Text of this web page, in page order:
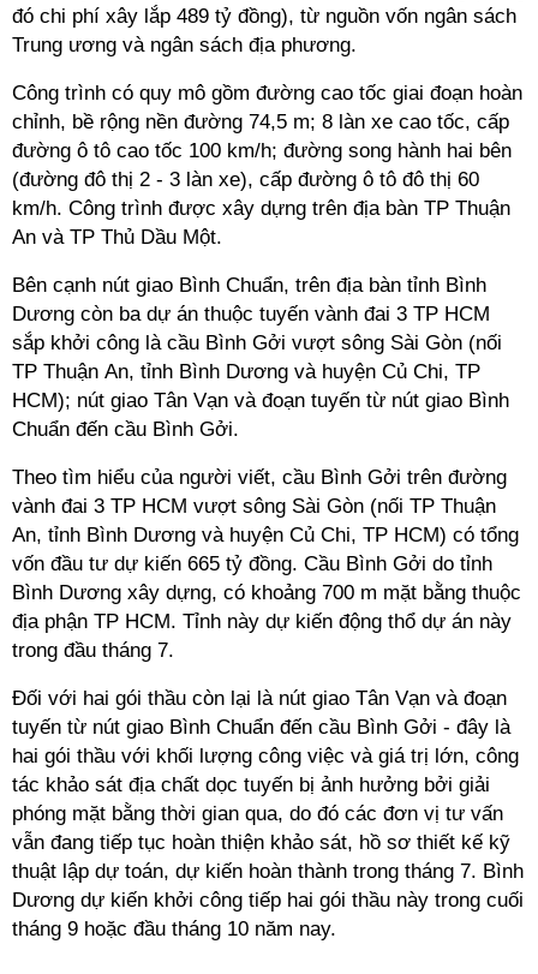
đó chi phí xây lắp 489 tỷ đồng), từ nguồn vốn ngân sách
Trung ương và ngân sách địa phương.
Công trình có quy mô gồm đường cao tốc giai đoạn hoàn
chỉnh, bề rộng nền đường 74,5 m; 8 làn xe cao tốc, cấp
đường ô tô cao tốc 100 km/h; đường song hành hai bên
(đường đô thị 2 - 3 làn xe), cấp đường ô tô đô thị 60
km/h. Công trình được xây dựng trên địa bàn TP Thuận
An và TP Thủ Dầu Một.
Bên cạnh nút giao Bình Chuẩn, trên địa bàn tỉnh Bình
Dương còn ba dự án thuộc tuyến vành đai 3 TP HCM
sắp khởi công là cầu Bình Gởi vượt sông Sài Gòn (nối
TP Thuận An, tỉnh Bình Dương và huyện Củ Chi, TP
HCM); nút giao Tân Vạn và đoạn tuyến từ nút giao Bình
Chuẩn đến cầu Bình Gởi.
Theo tìm hiểu của người viết, cầu Bình Gởi trên đường
vành đai 3 TP HCM vượt sông Sài Gòn (nối TP Thuận
An, tỉnh Bình Dương và huyện Củ Chi, TP HCM) có tổng
vốn đầu tư dự kiến 665 tỷ đồng. Cầu Bình Gởi do tỉnh
Bình Dương xây dựng, có khoảng 700 m mặt bằng thuộc
địa phận TP HCM. Tỉnh này dự kiến động thổ dự án này
trong đầu tháng 7.
Đối với hai gói thầu còn lại là nút giao Tân Vạn và đoạn
tuyến từ nút giao Bình Chuẩn đến cầu Bình Gởi - đây là
hai gói thầu với khối lượng công việc và giá trị lớn, công
tác khảo sát địa chất dọc tuyến bị ảnh hưởng bởi giải
phóng mặt bằng thời gian qua, do đó các đơn vị tư vấn
vẫn đang tiếp tục hoàn thiện khảo sát, hồ sơ thiết kế kỹ
thuật lập dự toán, dự kiến hoàn thành trong tháng 7. Bình
Dương dự kiến khởi công tiếp hai gói thầu này trong cuối
tháng 9 hoặc đầu tháng 10 năm nay.